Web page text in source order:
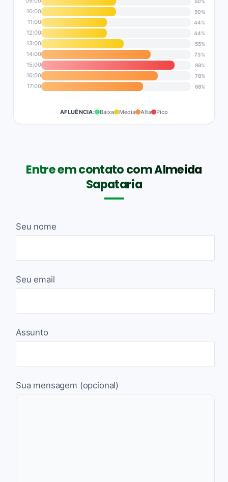
10:00 50%
11:00 44%
12:00 44%
13:00 55%
14:00 73%
15:00 89%
16:00 78%
17:00 68%
AFLUÊNCIA: Baixa Média Alta Pico
Entre em contato com Almeida
Sapataria
Seu nome
Seu email
Assunto
Sua mensagem (opcional)